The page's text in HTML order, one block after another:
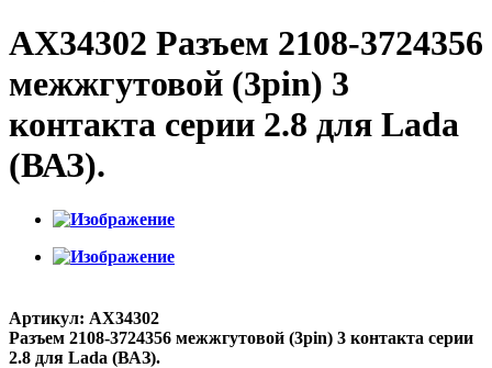
AX34302 Разъем 2108-3724356
межжгутовой (3pin) 3
контакта серии 2.8 для Lada
(ВАЗ).
Артикул: AX34302
Разъем 2108-3724356 межжгутовой (3pin) 3 контакта серии
2.8 для Lada (ВАЗ).